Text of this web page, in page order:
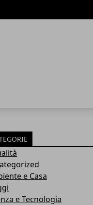
e Casa
e Tecnologia